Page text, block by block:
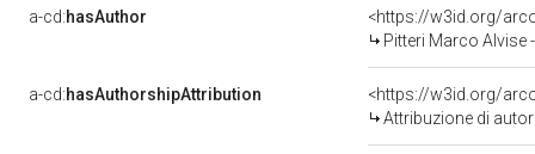
a-cd:hasAuthor
<https://w3id.org/
Pitteri Marco Alvise
a-cd:hasAuthorshipAttribution
<https://w3id.org/
Attribuzione di